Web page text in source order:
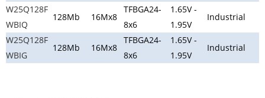
W25Q128F
WBIQ
128Mb 16Mx8
TFBGA24-
8x6
1.65V -
1.95V
Industrial
W25Q128F
WBIG
128Mb 16Mx8
TFBGA24-
8x6
1.65V -
1.95V
Industrial